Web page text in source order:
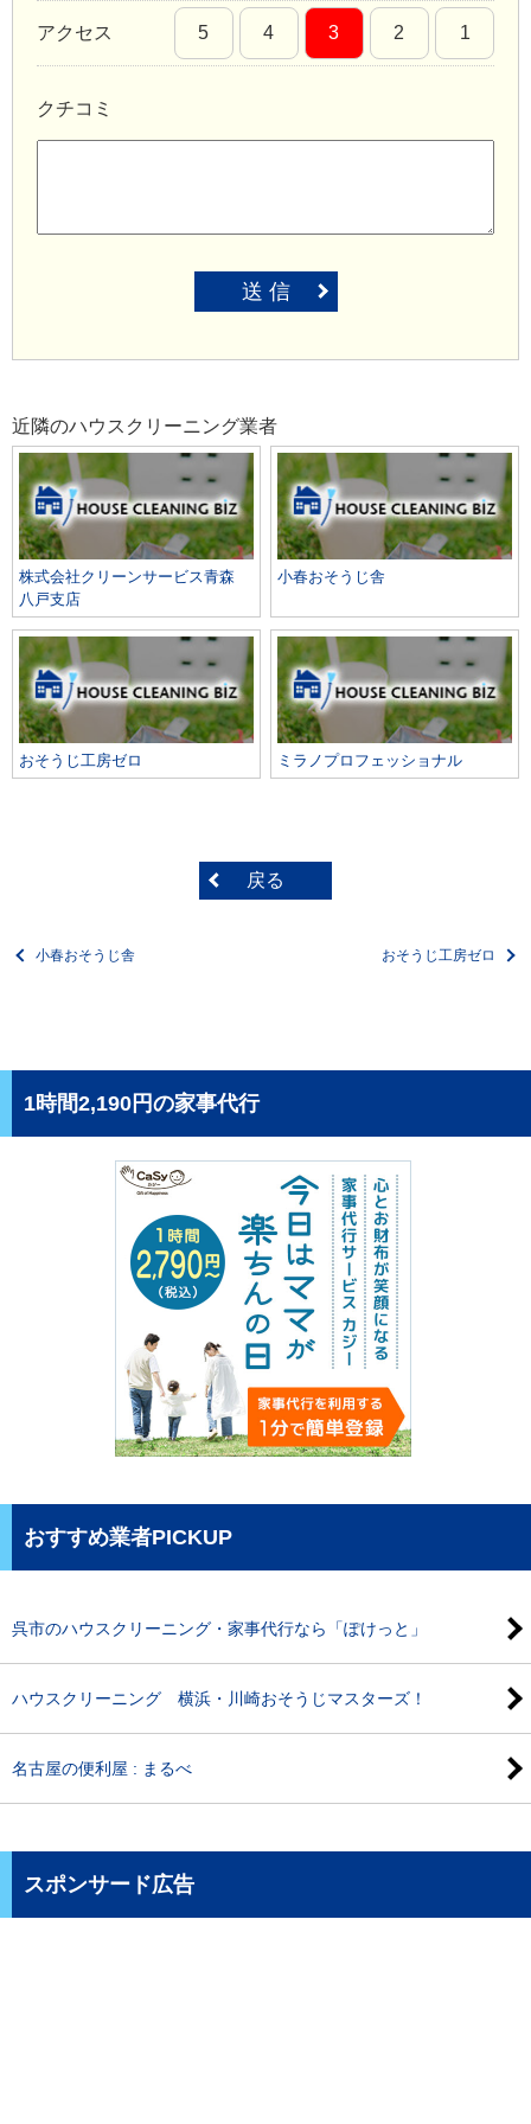
アクセス 5 4 3 2 1
クチコミ
送 信
近隣のハウスクリーニング業者
株式会社クリーンサービス青森
八戸支店
小春おそうじ舎
おそうじ工房ゼロ ミラノプロフェッショナル
戻る
小春おそうじ舎 おそうじ工房ゼロ
1時間2,190円の家事代行
おすすめ業者PICKUP
呉市のハウスクリーニング・家事代行なら「ぽけっと」
ハウスクリーニング 横浜・川崎おそうじマスターズ！
名古屋の便利屋 : まるべ
スポンサード広告